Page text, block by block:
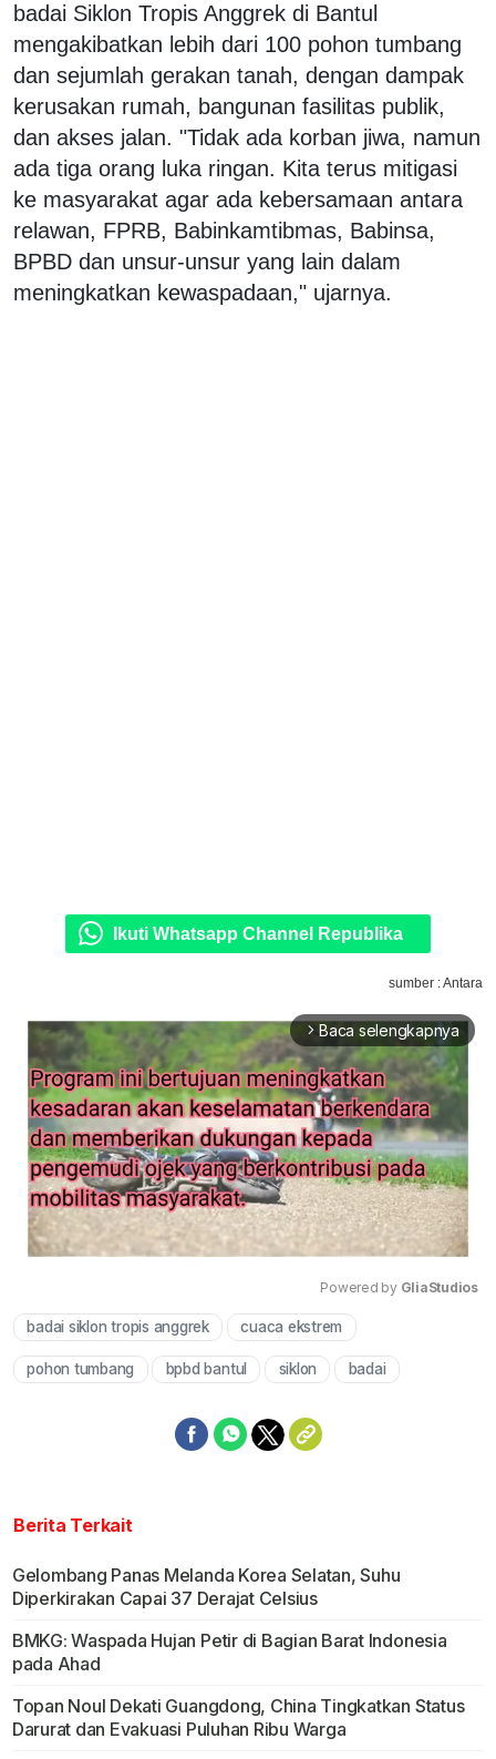
badai Siklon Tropis Anggrek di Bantul
mengakibatkan lebih dari 100 pohon tumbang
dan sejumlah gerakan tanah, dengan dampak
kerusakan rumah, bangunan fasilitas publik,
dan akses jalan. "Tidak ada korban jiwa, namun
ada tiga orang luka ringan. Kita terus mitigasi
ke masyarakat agar ada kebersamaan antara
relawan, FPRB, Babinkamtibmas, Babinsa,
BPBD dan unsur-unsur yang lain dalam
meningkatkan kewaspadaan," ujarnya.
Ikuti Whatsapp Channel Republika
sumber : Antara
arrow_forward_ios Baca selengkapnya
Powered by GliaStudios
badai siklon tropis anggrek cuaca ekstrem
pohon tumbang bpbd bantul siklon badai
Berita Terkait
Gelombang Panas Melanda Korea Selatan, Suhu
Diperkirakan Capai 37 Derajat Celsius
BMKG: Waspada Hujan Petir di Bagian Barat Indonesia
pada Ahad
Topan Noul Dekati Guangdong, China Tingkatkan Status
Darurat dan Evakuasi Puluhan Ribu Warga